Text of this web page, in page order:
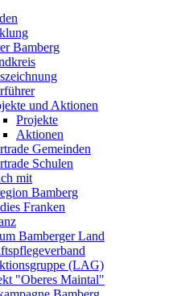
Bamberg
und Aktionen
Projekte
Aktionen
Gemeinden
Schulen
mit
Bamberg
Franken
Bamberger Land
(LAG)
"Oberes Maintal"